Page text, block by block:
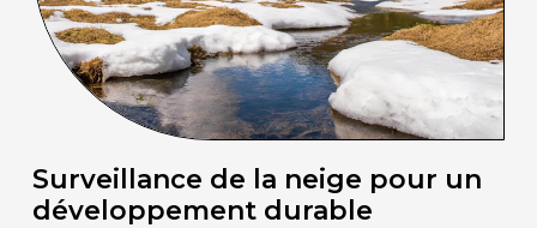
Surveillance de la neige pour un
développement durable